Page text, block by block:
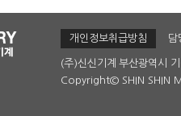
개인정보취급방침 담
(주)신신기계 부산광역시
Copyright© SHIN SHIN